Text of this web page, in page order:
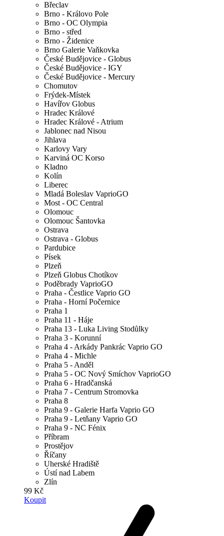
Břeclav
Brno - Královo Pole
Brno - OC Olympia
Brno - střed
Brno - Židenice
Brno Galerie Vaňkovka
České Budějovice - Globus
České Budějovice - IGY
České Budějovice - Mercury
Chomutov
Frýdek-Místek
Havířov Globus
Hradec Králové
Hradec Králové - Atrium
Jablonec nad Nisou
Jihlava
Karlovy Vary
Karviná OC Korso
Kladno
Kolín
Liberec
Mladá Boleslav VaprioGO
Most - OC Central
Olomouc
Olomouc Šantovka
Ostrava
Ostrava - Globus
Pardubice
Písek
Plzeň
Plzeň Globus Chotíkov
Poděbrady VaprioGO
Praha - Čestlice Vaprio GO
Praha - Horní Počernice
Praha 1
Praha 11 - Háje
Praha 13 - Luka Living Stodůlky
Praha 3 - Korunní
Praha 4 - Arkády Pankrác Vaprio GO
Praha 4 - Michle
Praha 5 - Anděl
Praha 5 - OC Nový Smíchov VaprioGO
Praha 6 - Hradčanská
Praha 7 - Centrum Stromovka
Praha 8
Praha 9 - Galerie Harfa Vaprio GO
Praha 9 - Letňany Vaprio GO
Praha 9 - NC Fénix
Příbram
Prostějov
Říčany
Uherské Hradiště
Ústí nad Labem
Zlín
99 Kč
Koupit